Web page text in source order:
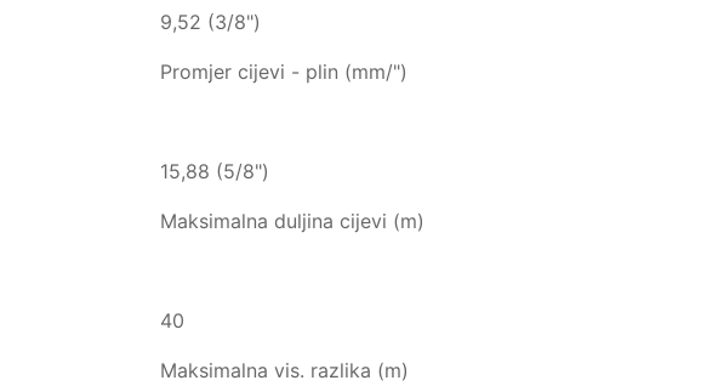
9,52 (3/8")
Promjer cijevi - plin (mm/")
15,88 (5/8")
Maksimalna duljina cijevi (m)
40
Maksimalna vis. razlika (m)